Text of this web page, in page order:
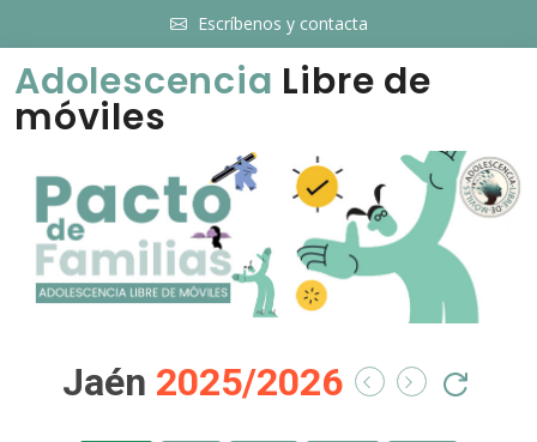
Escríbenos y contacta
Adolescencia Libre de
móviles
Jaén 2025/2026